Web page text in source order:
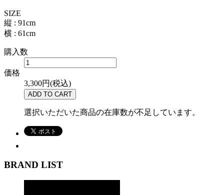
SIZE
縦 : 91cm
横 : 61cm
購入数
価格
3,300円(税込)
選択いただいた商品の在庫数が不足しています。
BRAND LIST